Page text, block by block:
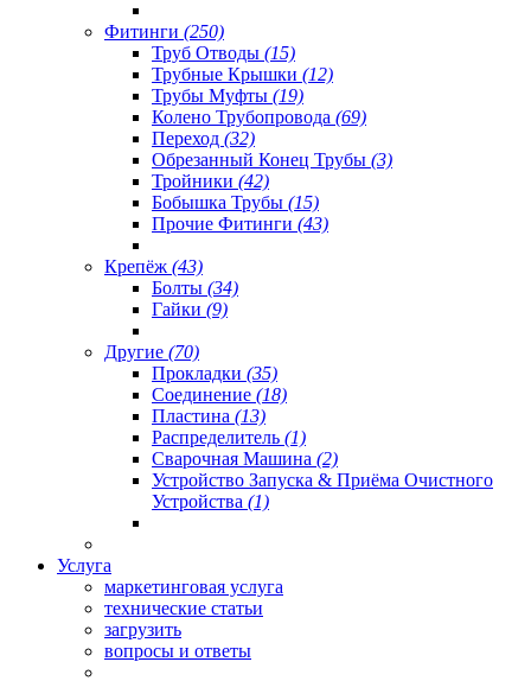
Фитинги (250)
Труб Отводы (15)
Трубные Крышки (12)
Трубы Муфты (19)
Колено Трубопровода (69)
Переход (32)
Обрезанный Конец Трубы (3)
Тройники (42)
Бобышка Трубы (15)
Прочие Фитинги (43)
Крепёж (43)
Болты (34)
Гайки (9)
Другие (70)
Прокладки (35)
Соединение (18)
Пластина (13)
Распределитель (1)
Сварочная Машина (2)
Устройство Запуска & Приёма Очистного
Устройства (1)
Услуга
маркетинговая услуга
технические статьи
загрузить
вопросы и ответы